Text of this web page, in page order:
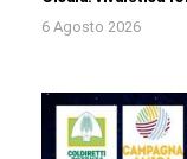
6 Agosto 2026